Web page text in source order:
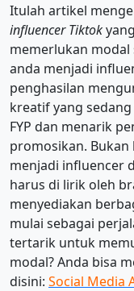
Itulah artikel
influencer Tiktok
memerlukan
anda menjadi
penghasilan
kreatif yang
FYP dan menarik
promosikan. Bukan
menjadi influencer
harus di lirik oleh
menyediakan
mulai sebagai
tertarik untuk
modal? Anda bisa
disini: Social Media